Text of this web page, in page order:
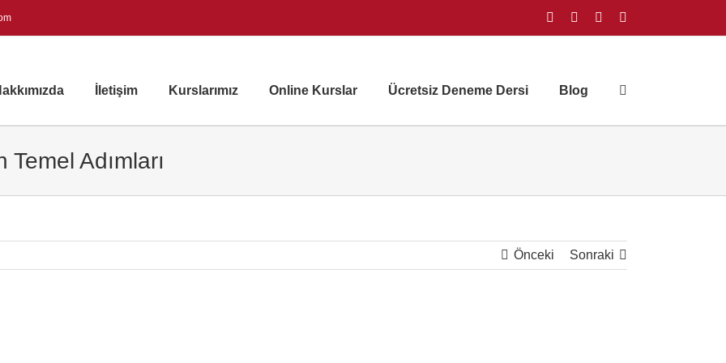
FacebookInstagram
İletişim Kurslarımız Online Kurslar Ücretsiz Deneme Dersi Blog
Adımları
Önceki Sonraki